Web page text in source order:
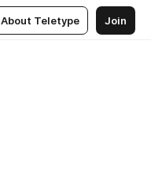
About Teletype Join